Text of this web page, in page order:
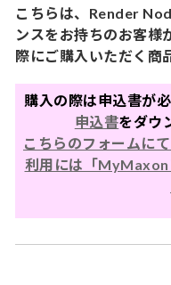
こちらは、Render
ンスをお持ちのお客様
際にご購入いただく商
購入の際は申込書が
申込書をダウ
こちらのフォームに
利用には「MyMaxon